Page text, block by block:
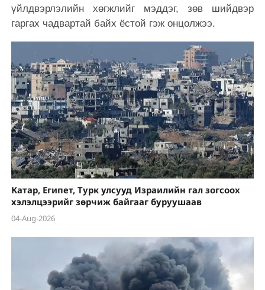
үйлдвэрлэлийн хөгжлийг мэддэг, зөв шийдвэр
гаргах чадвартай байх ёстой гэж онцолжээ.
Катар, Египет, Турк улсууд Израилийн гал зогсоох
хэлэлцээрийг зөрчиж байгааг буруушаав
04-Aug-2026